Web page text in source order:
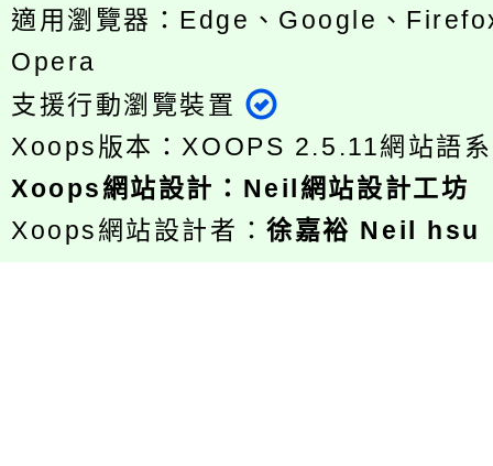
適用瀏覽器：Edge、Google、
Opera
支援行動瀏覽裝置
Xoops版本： XOOPS 2.5.11網站語
Xoops網站設計 ： Neil網站設計工坊
Xoops網站設計者：徐嘉裕 Neil hsu